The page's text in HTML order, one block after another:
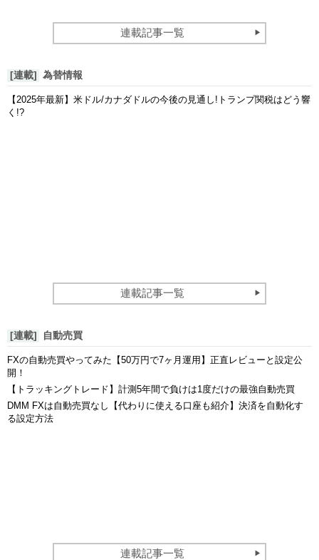
連載記事一覧
[連載] 為替情報
【2025年最新】米ドル/カナダドルの今後の見通し!トランプ関税はどう響
く!?
連載記事一覧
[連載] 自動売買
FXの自動売買やってみた【50万円で7ヶ月運用】正直レビューと設定公
開！
【トラッキングトレード】計測5年間で負けは1度だけの最強自動売買
DMM FXは自動売買なし【代わりに使える口座も紹介】決済を自動化す
る設定方法
連載記事一覧